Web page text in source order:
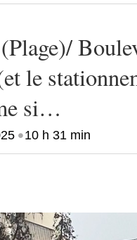
le
si…
•10 h 31 min